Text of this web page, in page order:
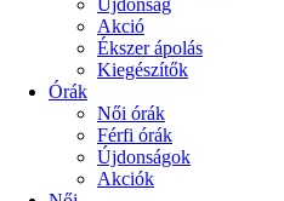
Újdonság
Akció
Ékszer ápolás
Kiegészítők
Órák
Női órák
Férfi órák
Újdonságok
Akciók